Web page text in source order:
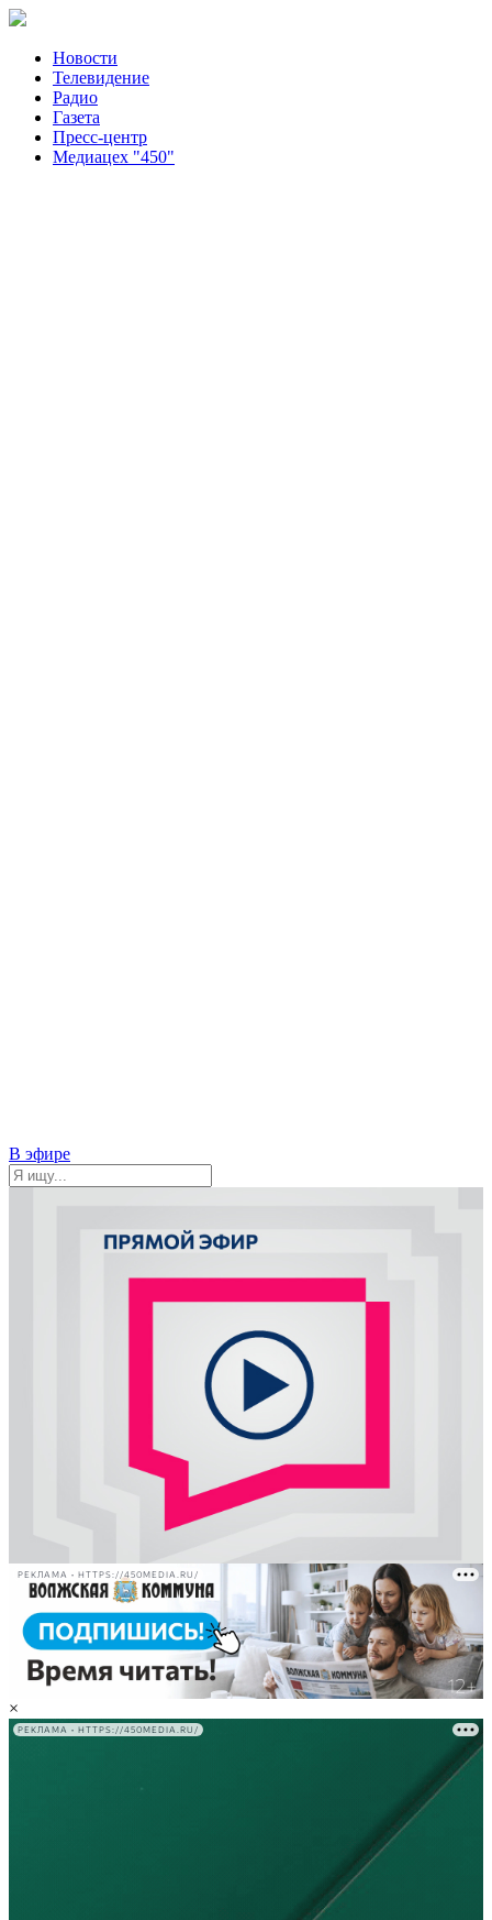
Новости
Телевидение
Радио
Газета
Пресс-центр
Медиацех "450"
В эфире
РЕКЛАМА • HTTPS://450MEDIA.RU/
×
РЕКЛАМА • HTTPS://450MEDIA.RU/